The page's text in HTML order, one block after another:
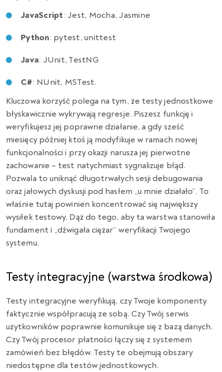
JavaScript: Jest, Mocha, Jasmine
Python: pytest, unittest
Java: JUnit, TestNG
C#: NUnit, MSTest.
Kluczowa korzyść polega na tym, że testy jednostkowe
błyskawicznie wykrywają regresje. Piszesz funkcję i
weryfikujesz jej poprawne działanie, a gdy sześć
miesięcy później ktoś ją modyfikuje w ramach nowej
funkcjonalności i przy okazji narusza jej pierwotne
zachowanie – test natychmiast sygnalizuje błąd.
Pozwala to uniknąć długotrwałych sesji debugowania
oraz jałowych dyskusji pod hasłem „u mnie działało”. To
właśnie tutaj powinien koncentrować się największy
wysiłek testowy. Dąż do tego, aby ta warstwa stanowiła
fundament i „dźwigała ciężar” weryfikacji Twojego
systemu.
Testy integracyjne (warstwa środkowa)
Testy integracyjne weryfikują, czy Twoje komponenty
faktycznie współpracują ze sobą. Czy Twój serwis
użytkowników poprawnie komunikuje się z bazą danych.
Czy Twój procesor płatności łączy się z systemem
zamówień bez błędów. Testy te obejmują obszary
niedostępne dla testów jednostkowych.